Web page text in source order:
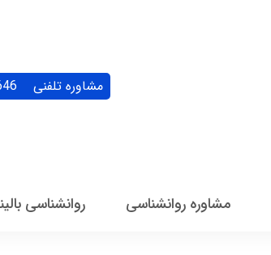
مشاوره تلفنی
مشاوره روانشناسی روانشناسی